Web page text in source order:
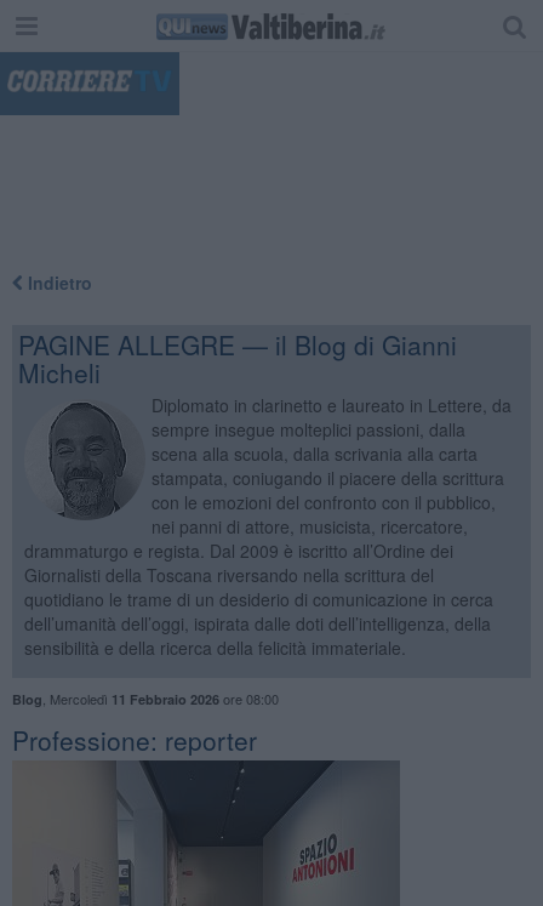
Indietro
PAGINE ALLEGRE — il Blog di Gianni
Micheli
Diplomato in clarinetto e laureato in Lettere, da
sempre insegue molteplici passioni, dalla
scena alla scuola, dalla scrivania alla carta
stampata, coniugando il piacere della scrittura
con le emozioni del confronto con il pubblico,
nei panni di attore, musicista, ricercatore,
drammaturgo e regista. Dal 2009 è iscritto all’Ordine dei
Giornalisti della Toscana riversando nella scrittura del
quotidiano le trame di un desiderio di comunicazione in cerca
dell’umanità dell’oggi, ispirata dalle doti dell’intelligenza, della
sensibilità e della ricerca della felicità immateriale.
Blog Mercoledì 11 Febbraio 2026ore 08:00
Professione: reporter